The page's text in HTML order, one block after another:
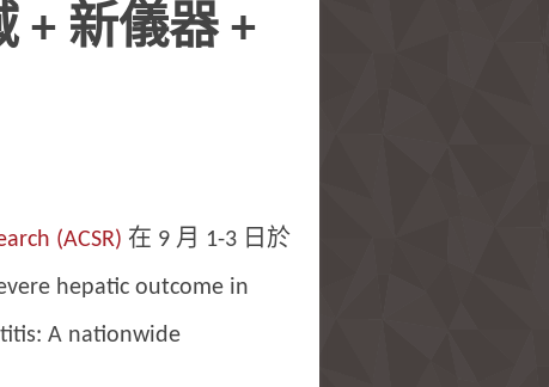
+ 新儀器 +
(ACSR) 在 9 月 1-3 日於
hepatic outcome in
A nationwide